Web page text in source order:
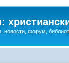
новости, форум,